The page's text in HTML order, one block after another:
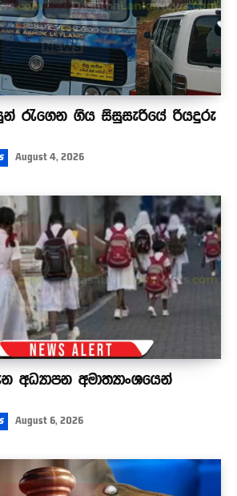
රැගෙන ගිය සිසුසැරියේ රියදුරු
August 4, 2026
අධ්‍යාපන අමාත්‍යාංශයෙන්
August 6, 2026